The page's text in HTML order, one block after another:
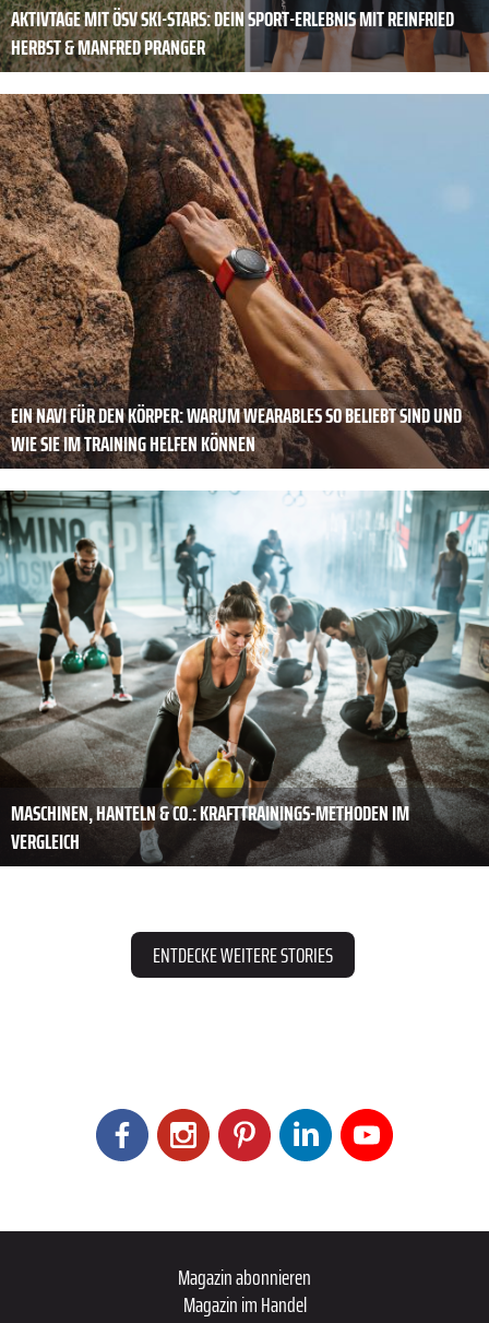
AKTIVTAGE MIT ÖSV SKI-STARS: DEIN SPORT-ERLEBNIS MIT REINFRIED
HERBST & MANFRED PRANGER
EIN NAVI FÜR DEN KÖRPER: WARUM WEARABLES SO BELIEBT SIND UND
WIE SIE IM TRAINING HELFEN KÖNNEN
MASCHINEN, HANTELN & CO.: KRAFTTRAININGS-METHODEN IM
VERGLEICH
ENTDECKE WEITERE STORIES
Magazin abonnieren
Magazin im Handel